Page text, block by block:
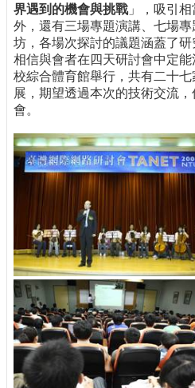
界遇到的機會與挑戰 」，吸引
外，還有三場專題演講、七場
坊，各場次探討的議題涵蓋了研
相信與會者在四天研討會中定
校綜合體育館舉行，共有二十
展，期望透過本次的技術交流
會。